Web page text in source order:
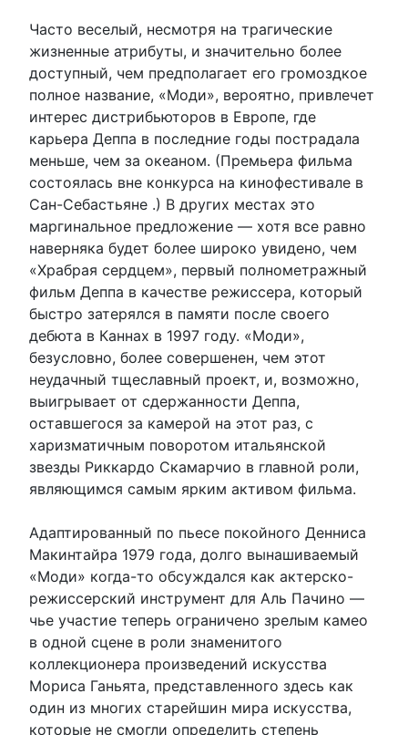
Часто веселый, несмотря на трагические
жизненные атрибуты, и значительно более
доступный, чем предполагает его громоздкое
полное название, «Моди», вероятно, привлечет
интерес дистрибьюторов в Европе, где
карьера Деппа в последние годы пострадала
меньше, чем за океаном. (Премьера фильма
состоялась вне конкурса на кинофестивале в
Сан-Себастьяне .) В других местах это
маргинальное предложение — хотя все равно
наверняка будет более широко увидено, чем
«Храбрая сердцем», первый полнометражный
фильм Деппа в качестве режиссера, который
быстро затерялся в памяти после своего
дебюта в Каннах в 1997 году. «Моди»,
безусловно, более совершенен, чем этот
неудачный тщеславный проект, и, возможно,
выигрывает от сдержанности Деппа,
оставшегося за камерой на этот раз, с
харизматичным поворотом итальянской
звезды Риккардо Скамарчио в главной роли,
являющимся самым ярким активом фильма.
Адаптированный по пьесе покойного Денниса
Макинтайра 1979 года, долго вынашиваемый
«Моди» когда-то обсуждался как актерско-
режиссерский инструмент для Аль Пачино —
чье участие теперь ограничено зрелым камео
в одной сцене в роли знаменитого
коллекционера произведений искусства
Мориса Ганьята, представленного здесь как
один из многих старейшин мира искусства,
которые не смогли определить степень